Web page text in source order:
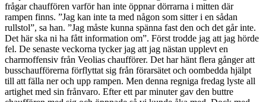
frågar chauffören varför han inte öppnar dörrarna i mitten där
rampen finns. ”Jag kan inte ta med någon som sitter i en sådan
rullstol”, sa han. ”Jag måste kunna spänna fast den och det går inte.
Det här ska ni ha fått information om”. Först trodde jag att jag hörde
fel. De senaste veckorna tycker jag att jag nästan upplevt en
charmoffensiv från Veolias chaufförer. Det har hänt flera gånger att
busschaufförerna förflyttat sig från förarsätet och oombedda hjälpt
till att fälla ner och upp rampen. Men denna regniga fredag lyste all
artighet med sin frånvaro. Efter ett par minuter gav den buttre